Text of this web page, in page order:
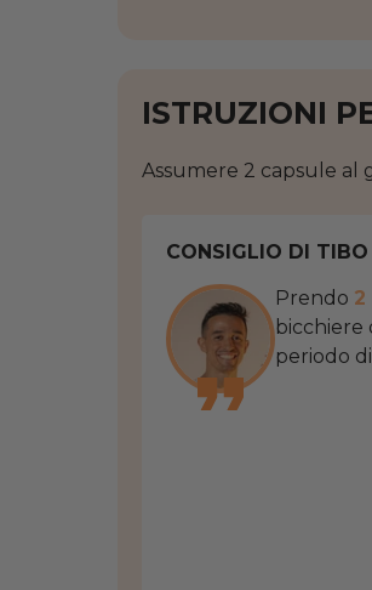
ISTRUZIONI
Assumere 2 capsule
CONSIGLIO DI TIBO
Prendo 2
bicchiere
periodo